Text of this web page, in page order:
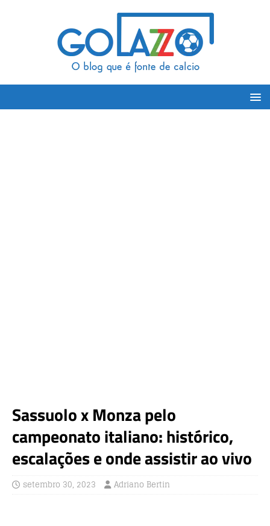
Sassuolo x Monza pelo
campeonato italiano: histórico,
escalações e onde assistir ao vivo
setembro 30, 2023 Adriano Bertin